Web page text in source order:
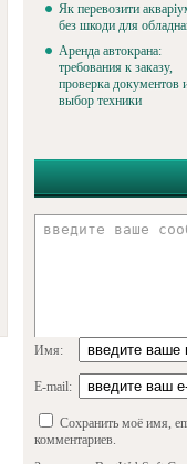
Як перевозити
без шкоди для
Аренда автокрана:
требования к заказу,
проверка документов
выбор техники
Имя:
E-mail:
Сохранить моё имя,
комментариев.